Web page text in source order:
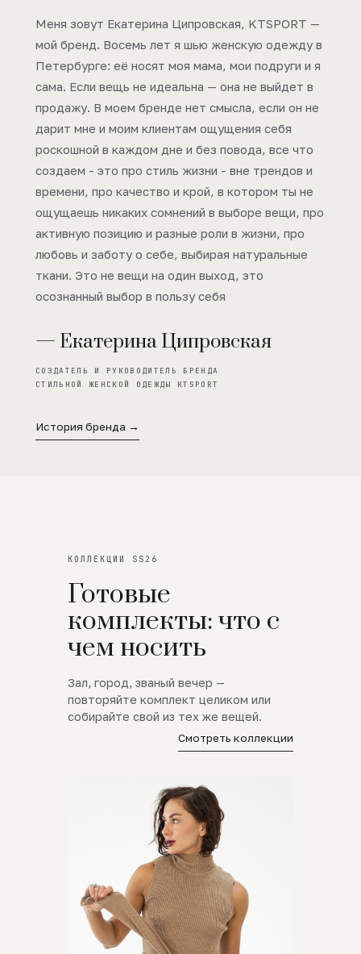
Меня зовут Екатерина Ципровская, KTSPORT —
мой бренд. Восемь лет я шью женскую одежду в
Петербурге: её носят моя мама, мои подруги и я
сама. Если вещь не идеальна — она не выйдет в
продажу. В моем бренде нет смысла, если он не
дарит мне и моим клиентам ощущения себя
роскошной в каждом дне и без повода, все что
создаем - это про стиль жизни - вне трендов и
времени, про качество и крой, в котором ты не
ощущаешь никаких сомнений в выборе вещи, про
активную позицию и разные роли в жизни, про
любовь и заботу о себе, выбирая натуральные
ткани. Это не вещи на один выход, это
осознанный выбор в пользу себя
— Екатерина Ципровская
СОЗДАТЕЛЬ И РУКОВОДИТЕЛЬ БРЕНДА
СТИЛЬНОЙ ЖЕНСКОЙ ОДЕЖДЫ KTSPORT
История бренда →
КОЛЛЕКЦИИ SS26
Готовые
комплекты: что с
чем носить
Зал, город, званый вечер —
повторяйте комплект целиком или
собирайте свой из тех же вещей.
Смотреть коллекции